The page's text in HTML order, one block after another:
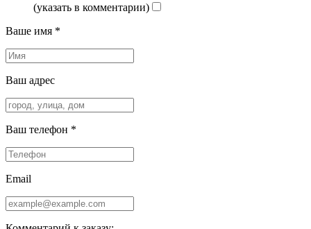
(указать в комментарии)
Ваше имя *
Ваш адрес
Ваш телефон *
Email